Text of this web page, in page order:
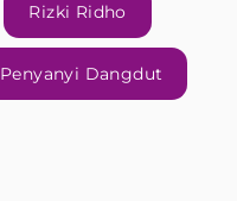
Rizki Ridho
Penyanyi Dangdut